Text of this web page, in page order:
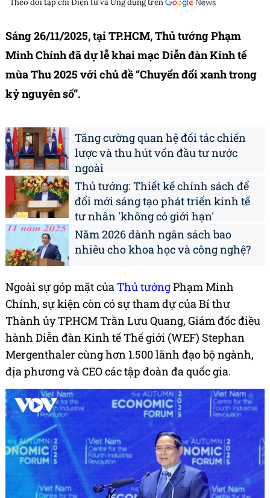
Theo dõi tạp chíĐiện tử và Ứng dụngtrên
Sáng 26/11/2025, tại TP.HCM, Thủ tướng Phạm
Minh Chính đã dự lễ khai mạc Diễn đàn Kinh tế
mùa Thu 2025 với chủ đề “Chuyển đổi xanh trong
kỷ nguyên số”.
Tăng cường quan hệ đối tác chiến
lược và thu hút vốn đầu tư nước
ngoài
Thủ tướng: Thiết kế chính sách để
đổi mới sáng tạo phát triển kinh tế
tư nhân 'không có giới hạn'
Năm 2026 dành ngân sách bao
nhiêu cho khoa học và công nghệ?
Ngoài sự góp mặt củaThủ tướngPhạm Minh
Chính, sự kiện còn có sự tham dự của Bí thư
Thành ủy TP.HCM Trần Lưu Quang, Giám đốc điều
hành Diễn đàn Kinh tế Thế giới (WEF) Stephan
Mergenthaler cùng hơn 1.500 lãnh đạo bộ ngành,
địa phương và CEO các tập đoàn đa quốc gia.